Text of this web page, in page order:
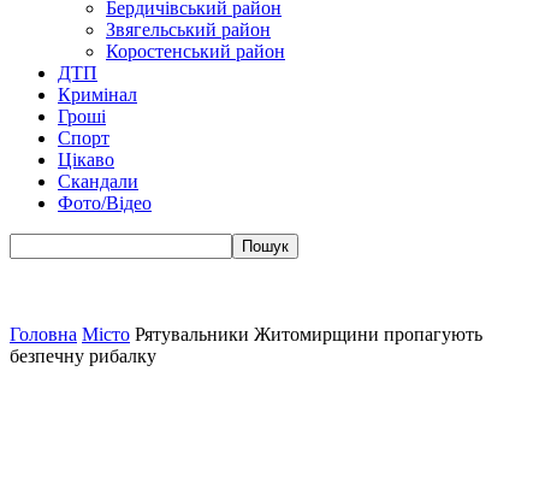
Бердичівський район
Звягельський район
Коростенський район
ДТП
Кримінал
Гроші
Спорт
Цікаво
Скандали
Фото/Відео
Головна Місто Рятувальники Житомирщини пропагують
безпечну рибалку